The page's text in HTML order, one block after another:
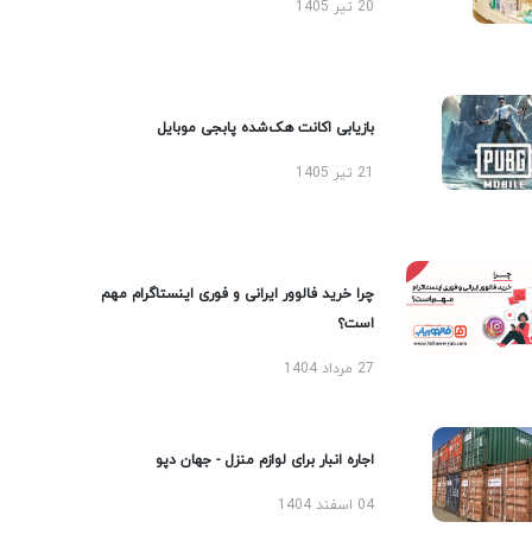
20 تیر 1405
بازیابی اکانت هک‌شده پابجی موبایل
چرا خرید فالوور ایرانی و فوری اینستاگرام مهم
است؟
27 مرداد 1404
اجاره انبار برای لوازم منزل - جهان دپو
04 اسفند 1404